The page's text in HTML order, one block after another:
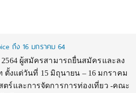
ถึง 16 มกราคม 64
ผู้สมัครสามารถยื่นสมัครและลง
ตั้งแต่วันที่ 15 มิถุนายน – 16 มกราคม
และการจัดการการท่องเที่ยว -คณะ